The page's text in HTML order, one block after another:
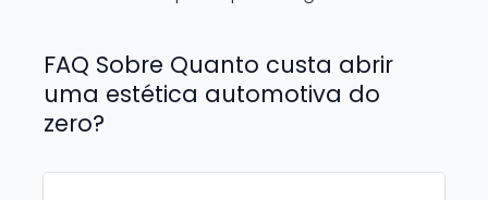
FAQ Sobre Quanto custa abrir
uma estética automotiva do
zero?